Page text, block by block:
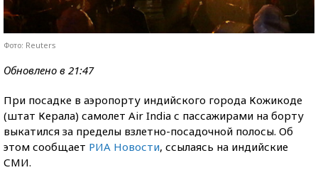
Фото: Reuters
Обновлено в 21:47
При посадке в аэропорту индийского города Кожикоде
(штат Керала) самолет Air India с пассажирами на борту
выкатился за пределы взлетно-посадочной полосы. Об
этом сообщает РИА Новости, ссылаясь на индийские
СМИ.